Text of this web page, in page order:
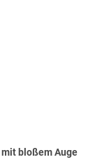
bloßem Auge